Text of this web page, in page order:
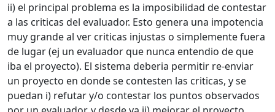
ii) el principal problema es la imposibilidad de contestar
a las criticas del evaluador. Esto genera una impotencia
muy grande al ver criticas injustas o simplemente fuera
de lugar (ej un evaluador que nunca entendio de que
iba el proyecto). El sistema deberia permitir re-enviar
un proyecto en donde se contesten las criticas, y se
puedan i) refutar y/o contestar los puntos observados